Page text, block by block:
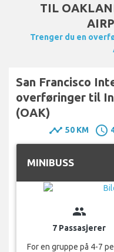
TIL
Trenger du en
San Francisco
overføringer til
(OAK)
timeline 50 KM schedule
MINIBUSS
group
7 Passasjerer
For en gruppe på 4-7